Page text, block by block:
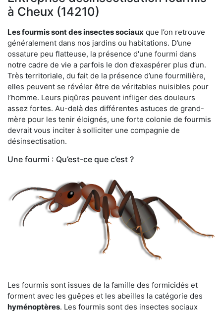
à Cheux (14210)
Les fourmis sont des insectes sociaux que l’on retrouve
généralement dans nos jardins ou habitations. D’une
ossature peu flatteuse, la présence d'une fourmi dans
notre cadre de vie a parfois le don d’exaspérer plus d’un.
Très territoriale, du fait de la présence d’une fourmilière,
elles peuvent se révéler être de véritables nuisibles pour
l’homme. Leurs piqûres peuvent infliger des douleurs
assez fortes. Au-delà des différentes astuces de grand-
mère pour les tenir éloignés, une forte colonie de fourmis
devrait vous inciter à solliciter une compagnie de
désinsectisation.
Une fourmi : Qu’est-ce que c’est ?
Les fourmis sont issues de la famille des formicidés et
forment avec les guêpes et les abeilles la catégorie des
hyménoptères. Les fourmis sont des insectes sociaux